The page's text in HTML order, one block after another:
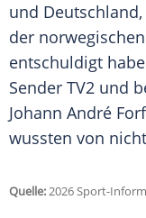
und
der
entschuldigt
Sender TV2 und
Johann André
wussten von
Quelle:2026 Sport-